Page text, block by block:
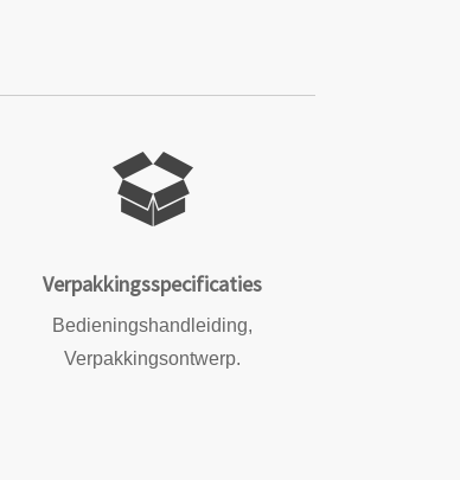
Verpakkingsspecificaties
Bedieningshandleiding,
Verpakkingsontwerp.